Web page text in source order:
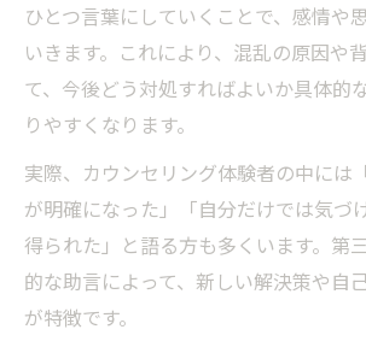
ひとつ言葉にしていくことで、感情や
いきます。これにより、混乱の原因や
て、今後どう対処すればよいか具体的
りやすくなります。
実際、カウンセリング体験者の中には
が明確になった」「自分だけでは気づ
得られた」と語る方も多くいます。第
的な助言によって、新しい解決策や自
が特徴です。